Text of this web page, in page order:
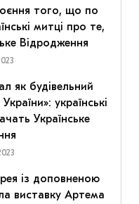
того, що по
митці про те,
Відродження
як будівельний
українські
Українське
із доповненою
виставку Артема